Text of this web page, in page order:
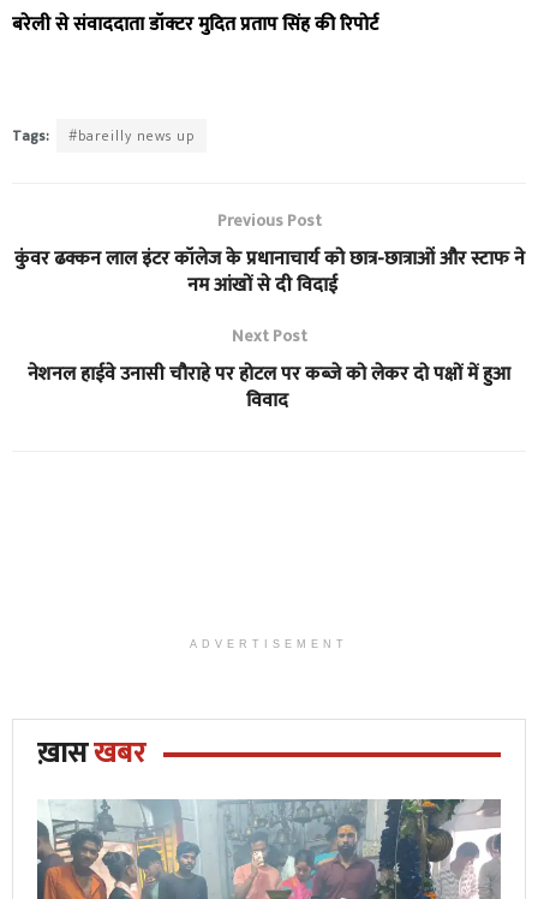
बरेली से संवाददाता डॉक्टर मुदित प्रताप सिंह की रिपोर्ट
Tags: #bareilly news up
Previous Post
कुंवर ढक्कन लाल इंटर कॉलेज के प्रधानाचार्य को छात्र-छात्राओं और स्टाफ ने
नम आंखों से दी विदाई
Next Post
नेशनल हाईवे उनासी चौराहे पर होटल पर कब्जे को लेकर दो पक्षों में हुआ
विवाद
ADVERTISEMENT
ख़ासखबर